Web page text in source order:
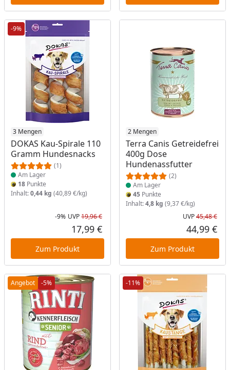
-9%
3 Mengen
DOKAS Kau-Spirale 110
Gramm Hundesnacks
(1)
Produkt am Lager
Am Lager
18 Punkte
Inhalt:0,44 kg (40,89 €/kg)
Rabatt in Prozent
-9%
Ursprünglicher Preis
UVP19,96 €
Aktueller Preis
17,99 €
Zum Produkt
2 Mengen
Terra Canis Getreidefrei
400g Dose
Hundenassfutter
(2)
Produkt am Lager
Am Lager
45Punkte
Inhalt:4,8 kg (9,37 €/kg)
UVP45,48 €
44,99 €
Zum Produkt
Angebot -5% -11%